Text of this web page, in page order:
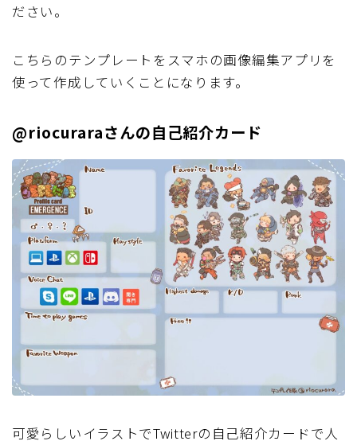
ださい。
こちらのテンプレートをスマホの画像編集アプリを
使って作成していくことになります。
@riocuraraさんの自己紹介カード
可愛らしいイラストでTwitterの自己紹介カードで人